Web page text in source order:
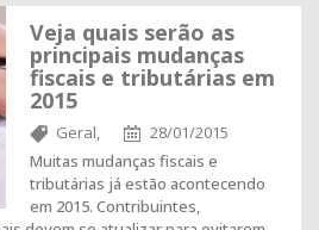
Veja quais serão as
principais mudanças
fiscais e tributárias em
2015
Geral,
28/01/2015
Muitas mudanças fiscais e
tributárias já estão acontecendo
em 2015. Contribuintes,